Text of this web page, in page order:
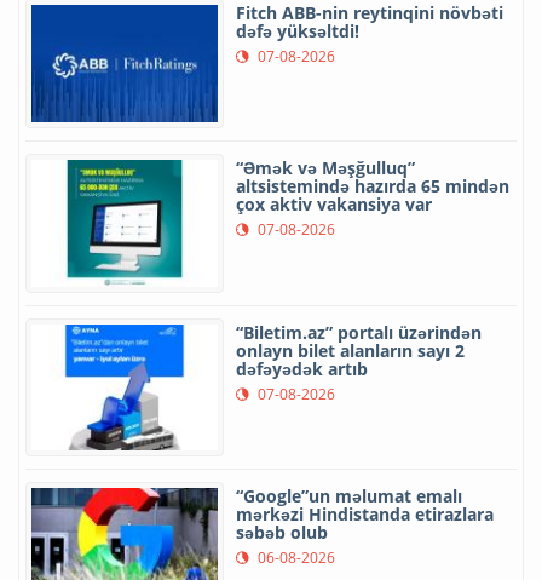
Fitch ABB-nin reytinqini növbəti
dəfə yüksəltdi!
07-08-2026
“Əmək və Məşğulluq”
altsistemində hazırda 65 mindən
çox aktiv vakansiya var
07-08-2026
“Biletim.az” portalı üzərindən
onlayn bilet alanların sayı 2
dəfəyədək artıb
07-08-2026
“Google”un məlumat emalı
mərkəzi Hindistanda etirazlara
səbəb olub
06-08-2026